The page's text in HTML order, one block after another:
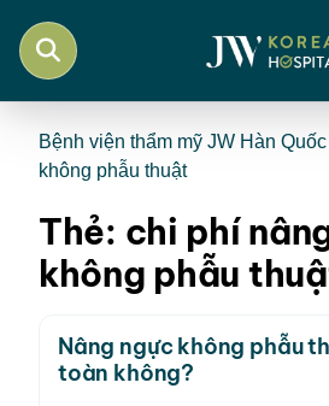
Bệnh viện thẩm mỹ JW Hàn Quốc
không phẫu thuật
Thẻ: chi phí
không phẫu
Nâng ngực không phẫu
toàn không?